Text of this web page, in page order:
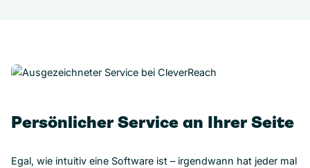
Persönlicher Service an Ihrer Seite
Egal, wie intuitiv eine Software ist – irgendwann hat jeder mal